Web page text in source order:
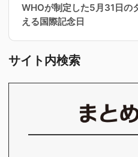
WHOが制定した5月31日の
える国際記念日
サイト内検索